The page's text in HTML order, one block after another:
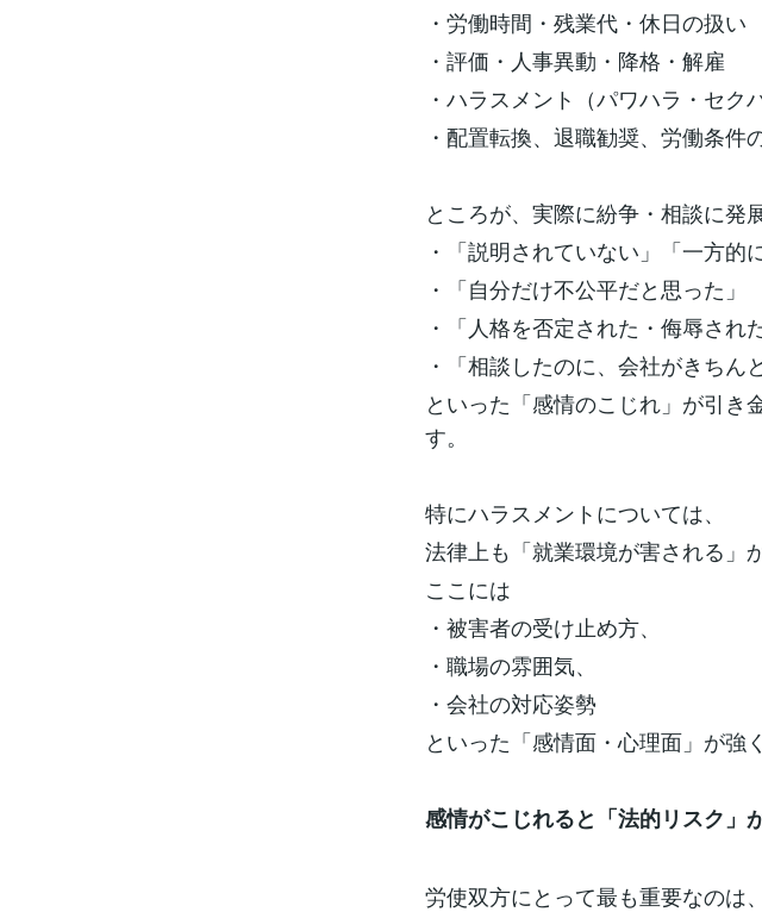
・労働時間・残業代・休日の扱い
・評価・人事異動・降格・解雇
・ハラスメント（パワハラ・セク
・配置転換、退職勧奨、労働条件
ところが、実際に紛争・相談に発
・「説明されていない」「一方的
・「自分だけ不公平だと思った」
・「人格を否定された・侮辱され
・「相談したのに、会社がきちん
といった「感情のこじれ」が引き
す。
特にハラスメントについては、
法律上も「就業環境が害される」
ここには
・被害者の受け止め方、
・職場の雰囲気、
・会社の対応姿勢
といった「感情面・心理面」が強
感情がこじれると「法的リスク」
労使双方にとって最も重要なのは、